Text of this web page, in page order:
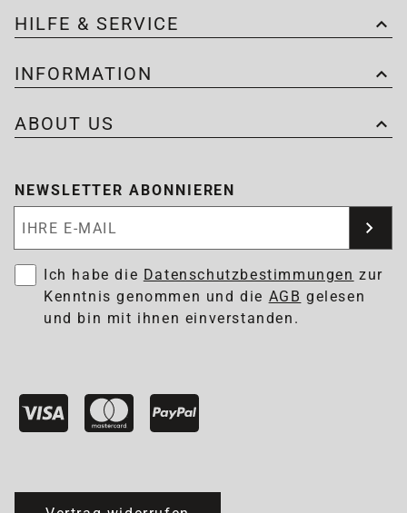
HILFE & SERVICE
INFORMATION
ABOUT US
NEWSLETTER ABONNIEREN
Ich habe die Datenschutzbestimmungen zur
Kenntnis genommen und die AGB gelesen
und bin mit ihnen einverstanden.